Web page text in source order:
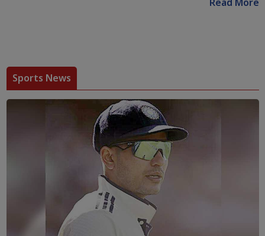
Read More
Sports News